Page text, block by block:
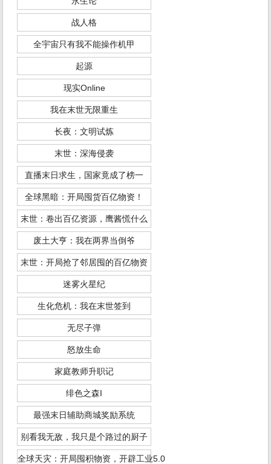
战人格
全宇宙只有我不能操作机甲
起源
现实Online
我在末世无限重生
长夜：文明试炼
末世：深海侵袭
直播末日求生，国家竟成了榜一
全球黑暗：开局囤货百亿物资！
末世：卷出百亿资源，鹰酱慌什么
废土大亨：我在两界当倒爷
末世：开局抢了邻居囤的百亿物资
迷雾火星纪
生化危机：我在末世签到
无尽子弹
怒放生命
家庭教师升职记
绯色之森I
最强末日辅助商城奖励系统
别看我无敌，我只是个路过的厨子
全球天灾：开局囤积物资，开辟工业5.0